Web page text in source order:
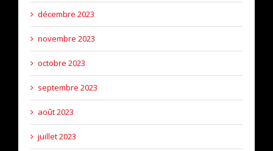
décembre 2023
novembre 2023
octobre 2023
septembre 2023
août 2023
juillet 2023